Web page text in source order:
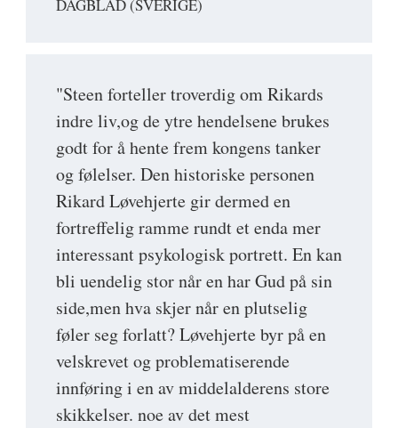
DAGBLAD (SVERIGE)
"Steen forteller troverdig om Rikards
indre liv,og de ytre hendelsene brukes
godt for å hente frem kongens tanker
og følelser. Den historiske personen
Rikard Løvehjerte gir dermed en
fortreffelig ramme rundt et enda mer
interessant psykologisk portrett. En kan
bli uendelig stor når en har Gud på sin
side,men hva skjer når en plutselig
føler seg forlatt? Løvehjerte byr på en
velskrevet og problematiserende
innføring i en av middelalderens store
skikkelser. noe av det mest